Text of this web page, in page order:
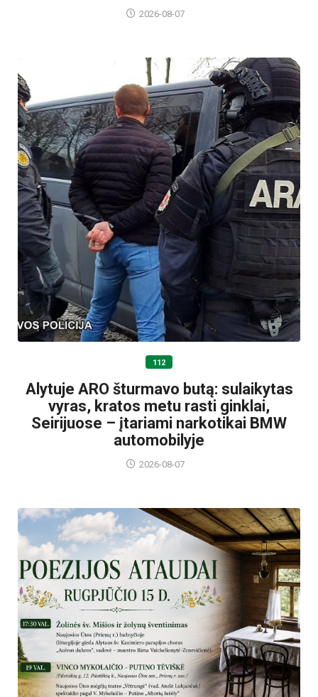
2026-08-07
112
Alytuje ARO šturmavo butą: sulaikytas
vyras, kratos metu rasti ginklai,
Seirijuose – įtariami narkotikai BMW
automobilyje
2026-08-07